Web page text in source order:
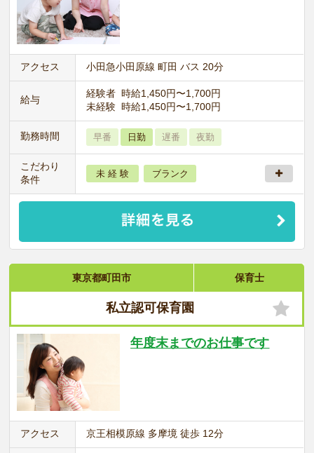
アクセス 小田急小田原線 町田 バス 20分
給与
経験者 時給1,450円〜1,700円
未経験 時給1,450円〜1,700円
勤務時間 早番 日勤 遅番 夜勤
こだわり
条件
未 経 験 ブランク
東京都町田市 保育士
私立認可保育園
年度末までのお仕事です
アクセス 京王相模原線 多摩境 徒歩 12分